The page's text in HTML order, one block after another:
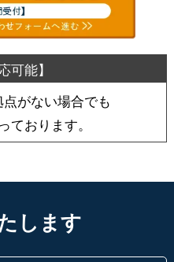
がない場合でも
ております。
します